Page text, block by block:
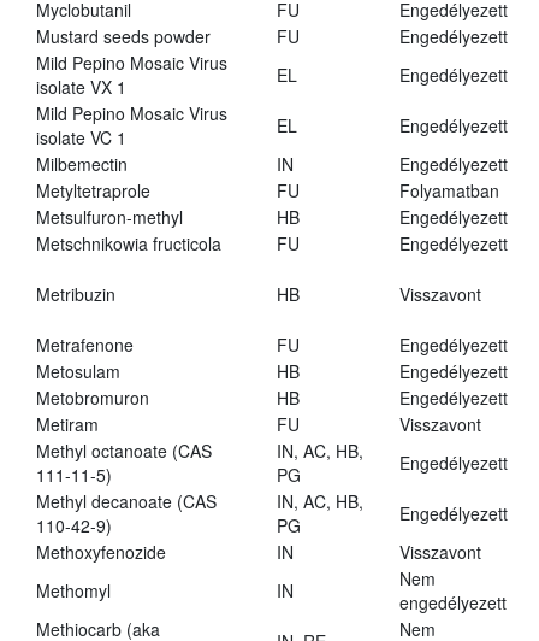
Myclobutanil FU
Engedélyezett
Mustard seeds powder
FU
Engedélyezett
Mild Pepino Mosaic Virus
isolate VX 1
EL
Engedélyezett
Mild Pepino Mosaic Virus
isolate VC 1
EL
Engedélyezett
Milbemectin
IN
Engedélyezett
Metyltetraprole
FU
Folyamatban
Metsulfuron-methyl
HB
Engedélyezett
Metschnikowia fructicola
FU Engedélyezett
Metribuzin HB Visszavont
Metrafenone FU
Engedélyezett
Metosulam
HB
Engedélyezett
Metobromuron
HB
Engedélyezett
Metiram
FU
Visszavont
Methyl octanoate (CAS
111-11-5)
IN, AC, HB,
PG
Engedélyezett
Methyl decanoate (CAS
110-42-9)
IN, AC, HB,
PG
Engedélyezett
Methoxyfenozide
IN
Visszavont
Methomyl
IN
Nem
engedélyezett
Methiocarb (aka
Nem